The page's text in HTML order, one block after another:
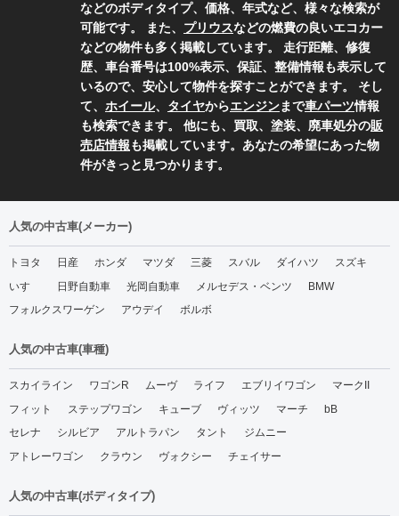
などのボディタイプ、価格、年式など、様々な検索が
可能です。 また、 プリウスなどの燃費の良いエコカー
などの物件も多く掲載しています。 走行距離、修復
歴、車台番号は100%表示、保証、整備情報も表示して
いるので、安心して物件を探すことができます。 そし
て、 ホイール、 タイヤからエンジンまで車パーツ情報
も検索できます。 他にも、買取、塗装、廃車処分の販
売店情報も掲載しています。あなたの希望にあった物
件がきっと見つかります。
人気の中古車(メーカー)
トヨタ 日産 ホンダ マツダ 三菱 スバル ダイハツ
スズキ
いすゞ
日野自動車 光岡自動車 メルセデス・ベンツ
BMW
フォルクスワーゲン
アウデイ ボルボ
人気の中古車(車種)
スカイライン ワゴンR ムーヴ ライフ エブリイワゴン
マークII
フィット
ステップワゴン キューブ ヴィッツ マーチ
bB
セレナ
シルビア アルトラパン タント
ジムニー
アトレーワゴン
クラウン ヴォクシー チェイサー
人気の中古車(ボディタイプ)